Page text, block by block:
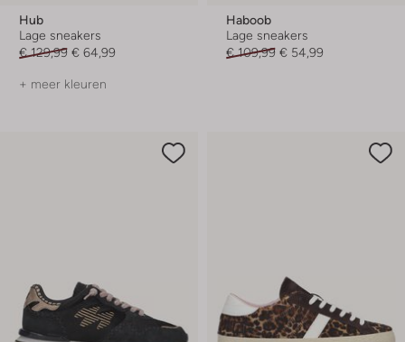
Hub
Lage sneakers
€ 129,99 € 64,99
+ meer kleuren
Haboob
Lage sneakers
€ 109,99 € 54,99